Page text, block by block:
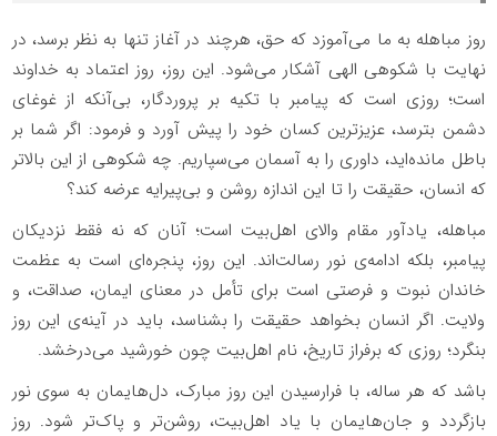
روز مباهله به ما می‌آموزد که حق، هرچند در آغاز تنها به نظر برسد، در
نهایت با شکوهی الهی آشکار می‌شود. این روز، روز اعتماد به خداوند
است؛ روزی است که پیامبر با تکیه بر پروردگار، بی‌آنکه از غوغای
دشمن بترسد، عزیزترین کسان خود را پیش آورد و فرمود: اگر شما بر
باطل مانده‌اید، داوری را به آسمان می‌سپاریم. چه شکوهی از این بالاتر
که انسان، حقیقت را تا این اندازه روشن و بی‌پیرایه عرضه کند؟
مباهله، یادآور مقام والای اهل‌بیت است؛ آنان که نه فقط نزدیکان
پیامبر، بلکه ادامه‌ی نور رسالت‌اند. این روز، پنجره‌ای است به عظمت
خاندان نبوت و فرصتی است برای تأمل در معنای ایمان، صداقت، و
ولایت. اگر انسان بخواهد حقیقت را بشناسد، باید در آینه‌ی این روز
بنگرد؛ روزی که برفراز تاریخ، نام اهل‌بیت چون خورشید می‌درخشد.
باشد که هر ساله، با فرارسیدن این روز مبارک، دل‌هایمان به سوی نور
بازگردد و جان‌هایمان با یاد اهل‌بیت، روشن‌تر و پاک‌تر شود. روز